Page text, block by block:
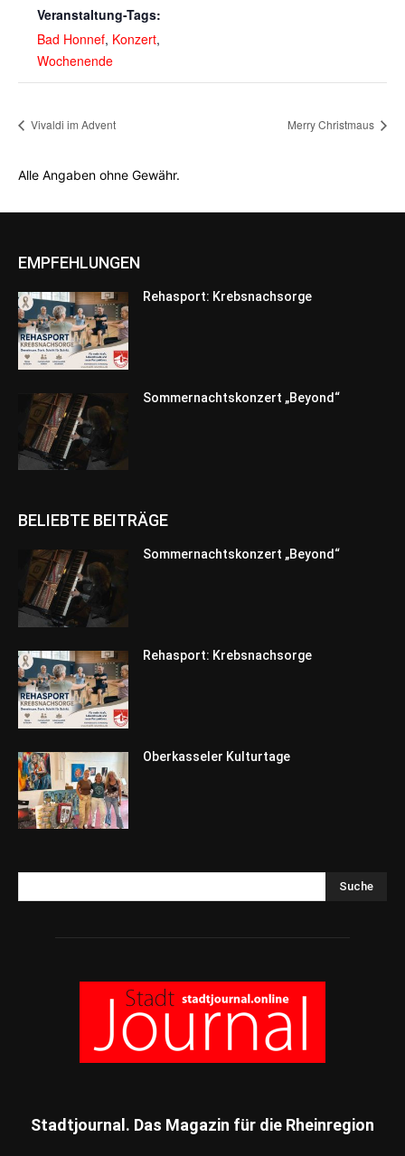
Veranstaltung-Tags:
Bad Honnef, Konzert,
Wochenende
Vivaldi im Advent Merry Christmaus
Alle Angaben ohne Gewähr.
EMPFEHLUNGEN
Rehasport: Krebsnachsorge
Sommernachtskonzert „Beyond“
BELIEBTE BEITRÄGE
Sommernachtskonzert „Beyond“
Rehasport: Krebsnachsorge
Oberkasseler Kulturtage
Suche
Stadtjournal. Das Magazin für die Rheinregion